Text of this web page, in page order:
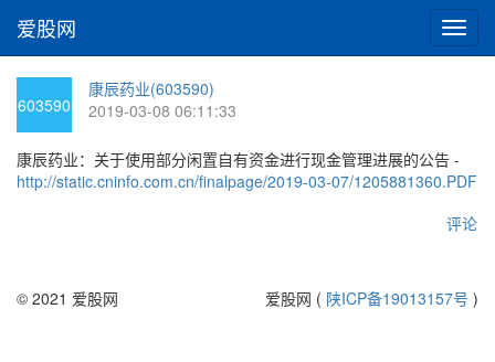
切
换
爱股网
603590
康辰药业(603590)
2019-03-08 06:11:33
康辰药业：关于使用部分闲置自有资金进行现金管理进展的公告 -
http://static.cninfo.com.cn/finalpage/2019-03-07/1205881360.PDF
评论
© 2021 爱股网 爱股网 ( 陕ICP备19013157号 )